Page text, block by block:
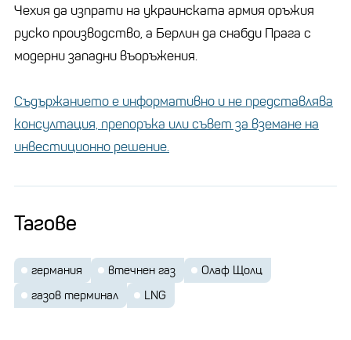
Чехия да изпрати на украинската армия оръжия
руско производство, а Берлин да снабди Прага с
модерни западни въоръжения.
Съдържанието е информативно и не представлява
консултация, препоръка или съвет за вземане на
инвестиционно решение.
Тагове
германия втечнен газ
Олаф Щолц
газов терминал
LNG